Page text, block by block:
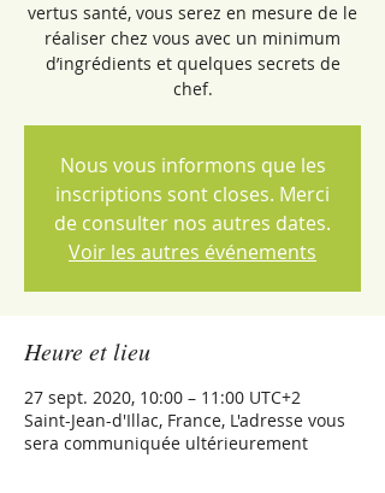
vertus santé, vous serez en mesure de le
réaliser chez vous avec un minimum
d’ingrédients et quelques secrets de
chef.
Nous vous informons que les
inscriptions sont closes. Merci
de consulter nos autres dates.
Voir les autres événements
Heure et lieu
27 sept. 2020, 10:00 – 11:00 UTC+2
Saint-Jean-d'Illac, France, L'adresse vous
sera communiquée ultérieurement